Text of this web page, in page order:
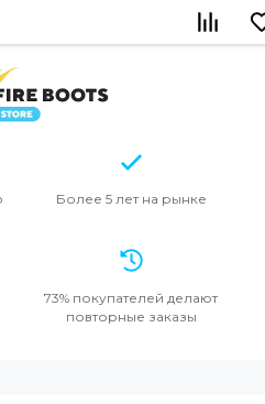
Более 5 летна рынке
73% покупателей делают
повторные заказы